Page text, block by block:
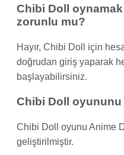
Chibi Doll
zorunlu mu?
Hayır, Chibi Doll için
doğrudan giriş yaparak
başlayabilirsiniz.
Chibi Doll
Chibi Doll oyunu Anime
geliştirilmiştir.